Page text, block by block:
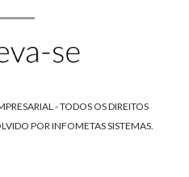
- TODOS OS DIREITOS
PORINFOMETAS SISTEMAS.